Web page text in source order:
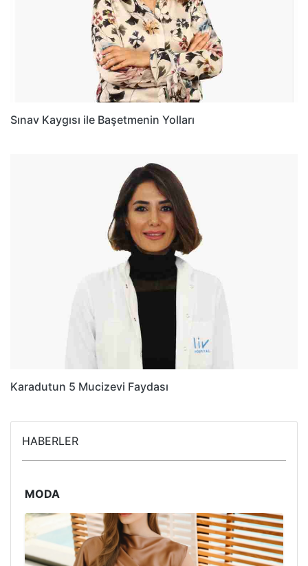
Sınav Kaygısı ile Başetmenin Yolları
Karadutun 5 Mucizevi Faydası
HABERLER
MODA